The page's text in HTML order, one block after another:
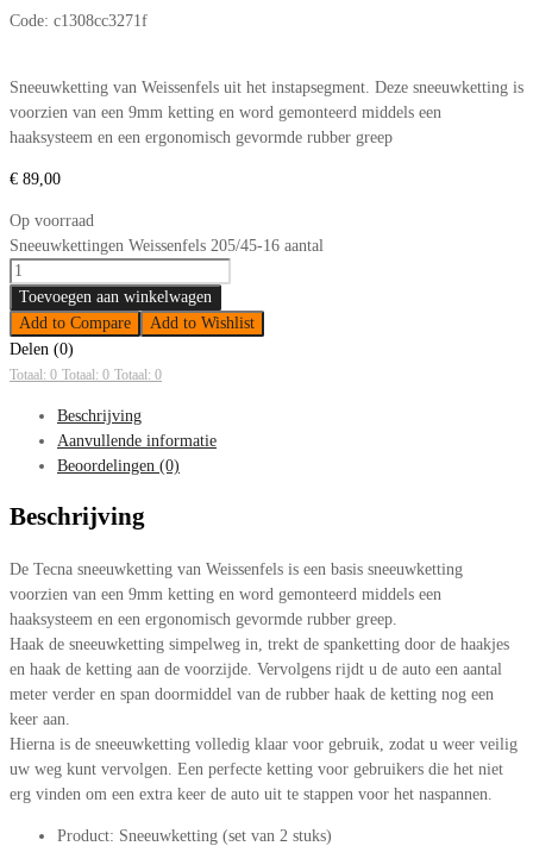
Code: c1308cc3271f
Sneeuwketting van Weissenfels uit het instapsegment. Deze sneeuwketting is
voorzien van een 9mm ketting en word gemonteerd middels een
haaksysteem en een ergonomisch gevormde rubber greep
€ 89,00
Op voorraad
Sneeuwkettingen Weissenfels 205/45-16 aantal
Toevoegen aan winkelwagen
Add to Compare
Add to Wishlist
Delen (0)
Totaal: 0 Totaal: 0 Totaal: 0
Beschrijving
Aanvullende informatie
Beoordelingen (0)
Beschrijving
De Tecna sneeuwketting van Weissenfels is een basis sneeuwketting
voorzien van een 9mm ketting en word gemonteerd middels een
haaksysteem en een ergonomisch gevormde rubber greep.
Haak de sneeuwketting simpelweg in, trekt de spanketting door de haakjes
en haak de ketting aan de voorzijde. Vervolgens rijdt u de auto een aantal
meter verder en span doormiddel van de rubber haak de ketting nog een
keer aan.
Hierna is de sneeuwketting volledig klaar voor gebruik, zodat u weer veilig
uw weg kunt vervolgen. Een perfecte ketting voor gebruikers die het niet
erg vinden om een extra keer de auto uit te stappen voor het naspannen.
Product: Sneeuwketting (set van 2 stuks)